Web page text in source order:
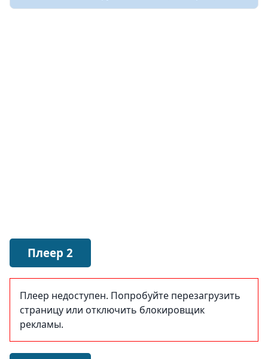
Плеер 2
Плеер недоступен. Попробуйте перезагрузить
страницу или отключить блокировщик
рекламы.